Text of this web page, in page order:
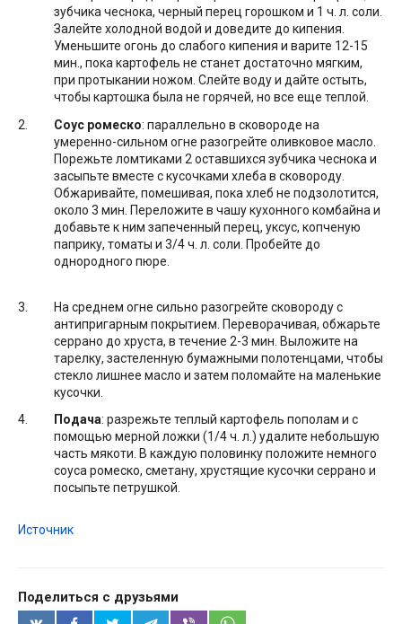
зубчика чеснока, черный перец горошком и 1 ч. л. соли.
Залейте холодной водой и доведите до кипения.
Уменьшите огонь до слабого кипения и варите 12-15
мин., пока картофель не станет достаточно мягким,
при протыкании ножом. Слейте воду и дайте остыть,
чтобы картошка была не горячей, но все еще теплой.
Соус ромеско: параллельно в сковороде на
умеренно-сильном огне разогрейте оливковое масло.
Порежьте ломтиками 2 оставшихся зубчика чеснока и
засыпьте вместе с кусочками хлеба в сковороду.
Обжаривайте, помешивая, пока хлеб не подзолотится,
около 3 мин. Переложите в чашу кухонного комбайна и
добавьте к ним запеченный перец, уксус, копченую
паприку, томаты и 3/4 ч. л. соли. Пробейте до
однородного пюре.
На среднем огне сильно разогрейте сковороду с
антипригарным покрытием. Переворачивая, обжарьте
серрано до хруста, в течение 2-3 мин. Выложите на
тарелку, застеленную бумажными полотенцами, чтобы
стекло лишнее масло и затем поломайте на маленькие
кусочки.
Подача: разрежьте теплый картофель пополам и с
помощью мерной ложки (1/4 ч. л.) удалите небольшую
часть мякоти. В каждую половинку положите немного
соуса ромеско, сметану, хрустящие кусочки серрано и
посыпьте петрушкой.
Источник
Поделиться с друзьями